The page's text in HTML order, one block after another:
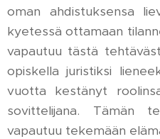
oman ahdistuksensa
kyetessä ottamaan
vapautuu tästä
opiskella juristiksi
vuotta kestänyt
sovittelijana. Tämän
vapautuu tekemään